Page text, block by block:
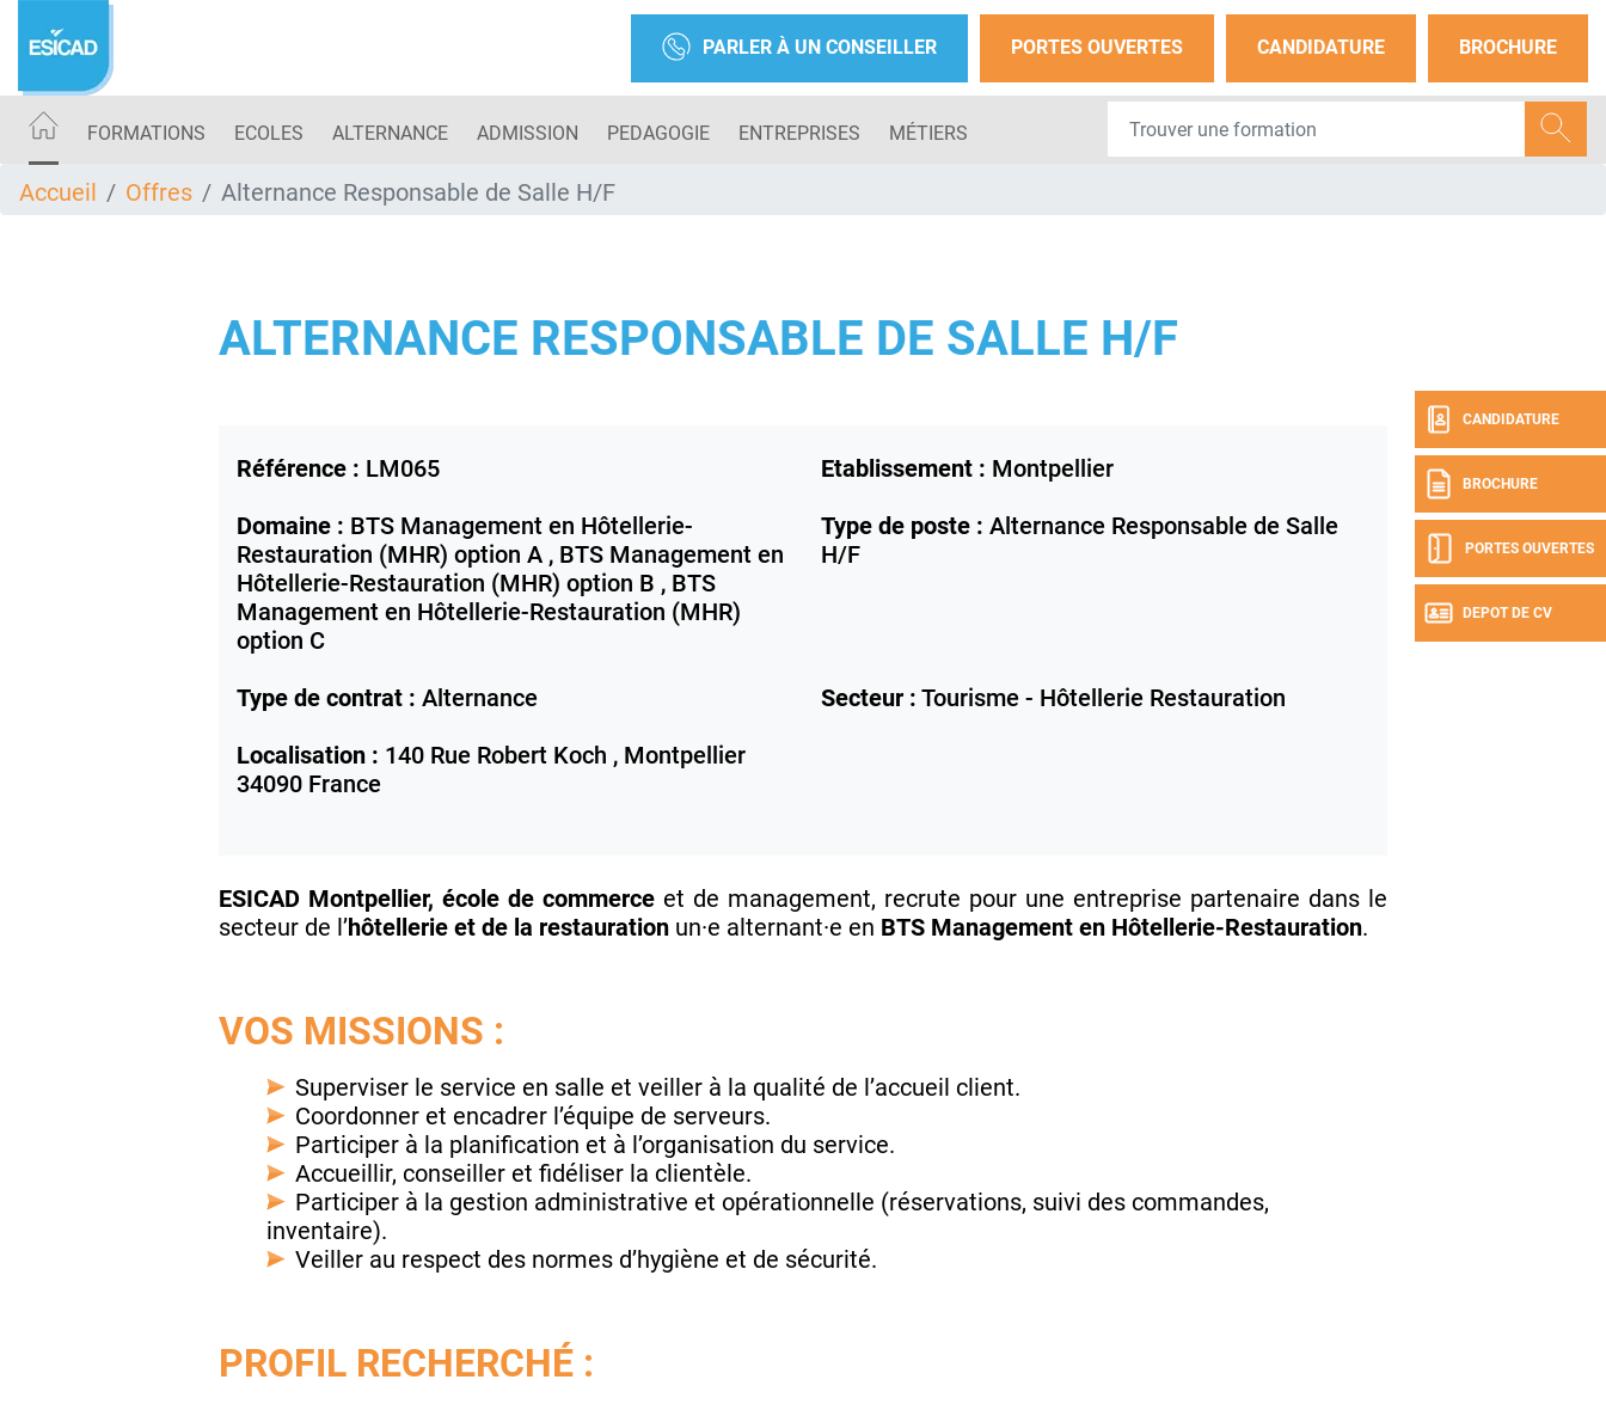
contenu
PARLER À UN CONSEILLER PORTES OUVERTES CANDIDATURE BROCHURE
FORMATIONS ECOLES ALTERNANCE ADMISSION PEDAGOGIE ENTREPRISES MÉTIERS
CANDIDATURE
BROCHURE
PORTES OUVERTES
DEPOT DE CV
Accueil Offres Alternance Responsable de Salle H/F
ALTERNANCE RESPONSABLE DE SALLE H/F
Référence : LM065 Etablissement : Montpellier
Domaine : BTS Management en Hôtellerie-
Restauration (MHR) option A , BTS Management en
Hôtellerie-Restauration (MHR) option B , BTS
Management en Hôtellerie-Restauration (MHR)
option C
Type de poste : Alternance Responsable de Salle
H/F
Type de contrat : Alternance Secteur : Tourisme - Hôtellerie Restauration
Localisation : 140 Rue Robert Koch , Montpellier
34090 France
ESICAD Montpellier, école de commerce et de management, recrute pour une entreprise partenaire dans le
secteur de l’hôtellerie et de la restauration un·e alternant·e en BTS Management en Hôtellerie-Restauration.
VOS MISSIONS :
Superviser le service en salle et veiller à la qualité de l’accueil client.
Coordonner et encadrer l’équipe de serveurs.
Participer à la planification et à l’organisation du service.
Accueillir, conseiller et fidéliser la clientèle.
Participer à la gestion administrative et opérationnelle (réservations, suivi des commandes,
inventaire).
Veiller au respect des normes d’hygiène et de sécurité.
PROFIL RECHERCHÉ :